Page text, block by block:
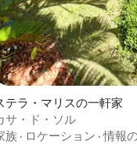
テラ・マリスの一軒家
サ・ド・ソル
族 · ロケーション ·情報